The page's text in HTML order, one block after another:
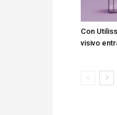
Con
visivo